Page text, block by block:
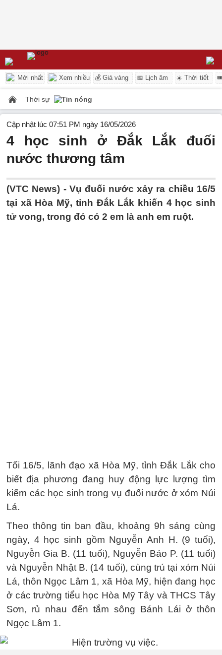
Mới nhất Xem nhiều 💰 Giá vàng 📅 Lịch âm ☀️ Thời tiết
Thời sự Tin nóng
Cập nhật lúc 07:51 PM ngày 16/05/2026
4 học sinh ở Đắk Lắk đuối
nước thương tâm
(VTC News) - Vụ đuối nước xảy ra chiều 16/5
tại xã Hòa Mỹ, tỉnh Đắk Lắk khiến 4 học sinh
tử vong, trong đó có 2 em là anh em ruột.
Tối 16/5, lãnh đạo xã Hòa Mỹ, tỉnh Đắk Lắk cho
biết địa phương đang huy động lực lượng tìm
kiếm các học sinh trong vụ đuối nước ở xóm Núi
Lá.
Theo thông tin ban đầu, khoảng 9h sáng cùng
ngày, 4 học sinh gồm Nguyễn Anh H. (9 tuổi),
Nguyễn Gia B. (11 tuổi), Nguyễn Bảo P. (11 tuổi)
và Nguyễn Nhật B. (14 tuổi), cùng trú tại xóm Núi
Lá, thôn Ngọc Lâm 1, xã Hòa Mỹ, hiện đang học
ở các trường tiểu học Hòa Mỹ Tây và THCS Tây
Sơn, rủ nhau đến tắm sông Bánh Lái ở thôn
Ngọc Lâm 1.